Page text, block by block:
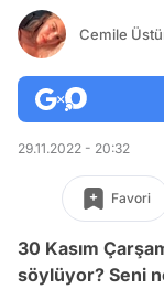
Cemile
29.11.2022 - 20:32
Favori
30 Kasım
söylüyor? Seni